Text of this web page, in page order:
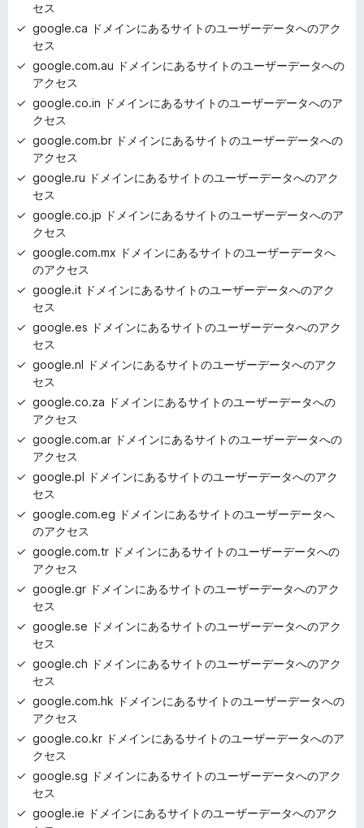
セス
google.ca ドメインにあるサイトのユーザーデータへのアク
セス
google.com.au ドメインにあるサイトのユーザーデータへの
アクセス
google.co.in ドメインにあるサイトのユーザーデータへのア
クセス
google.com.br ドメインにあるサイトのユーザーデータへの
アクセス
google.ru ドメインにあるサイトのユーザーデータへのアク
セス
google.co.jp ドメインにあるサイトのユーザーデータへのア
クセス
google.com.mx ドメインにあるサイトのユーザーデータへ
のアクセス
google.it ドメインにあるサイトのユーザーデータへのアク
セス
google.es ドメインにあるサイトのユーザーデータへのアク
セス
google.nl ドメインにあるサイトのユーザーデータへのアク
セス
google.co.za ドメインにあるサイトのユーザーデータへの
アクセス
google.com.ar ドメインにあるサイトのユーザーデータへの
アクセス
google.pl ドメインにあるサイトのユーザーデータへのアク
セス
google.com.eg ドメインにあるサイトのユーザーデータへ
のアクセス
google.com.tr ドメインにあるサイトのユーザーデータへの
アクセス
google.gr ドメインにあるサイトのユーザーデータへのアク
セス
google.se ドメインにあるサイトのユーザーデータへのアク
セス
google.ch ドメインにあるサイトのユーザーデータへのアク
セス
google.com.hk ドメインにあるサイトのユーザーデータへの
アクセス
google.co.kr ドメインにあるサイトのユーザーデータへのア
クセス
google.sg ドメインにあるサイトのユーザーデータへのアク
セス
google.ie ドメインにあるサイトのユーザーデータへのアク